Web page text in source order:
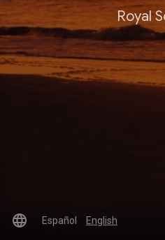
Royal
language Español English